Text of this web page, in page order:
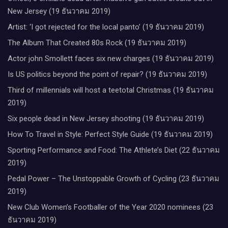
New Jersey (19 ธันวาคม 2019)
Artist: ‘I got rejected for the local panto’ (19 ธันวาคม 2019)
The Album That Created 80s Rock (19 ธันวาคม 2019)
Actor john Smollett faces six new charges (19 ธันวาคม 2019)
Is US politics beyond the point of repair? (19 ธันวาคม 2019)
Third of millennials will host a teetotal Christmas (19 ธันวาคม
2019)
Six people dead in New Jersey shooting (19 ธันวาคม 2019)
How To Travel in Style: Perfect Style Guide (19 ธันวาคม 2019)
Sporting Performance and Food: The Athlete’s Diet (22 ธันวาคม
2019)
Pedal Power – The Unstoppable Growth of Cycling (23 ธันวาคม
2019)
New Club Women’s Footballer of the Year 2020 nominees (23
ธันวาคม 2019)